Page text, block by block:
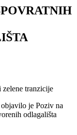
zelene tranzicije
je Poziv na
odlagališta